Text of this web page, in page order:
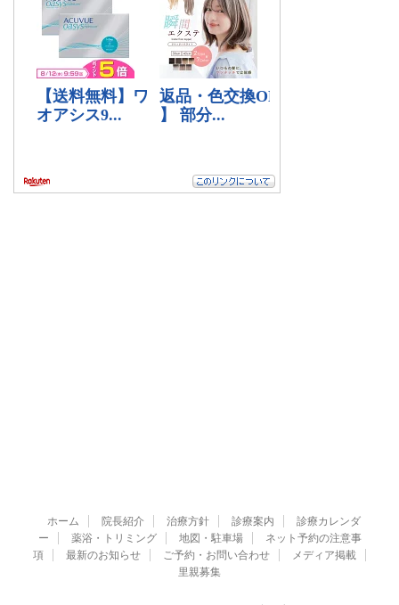
ホーム 院長紹介 治療方針 診療案内
診療カレンダ
ー
薬浴・トリミング 地図・駐車場
ネット予約の注意事
項
最新のお知らせ ご予約・お問い合わせ
メディア掲載
里親募集